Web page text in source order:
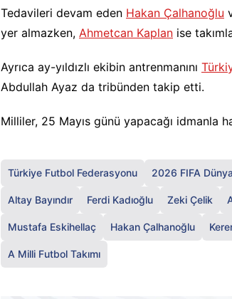
Tedavileri devam eden Hakan Çalhanoğlu
yer almazken, Ahmetcan Kaplan ise
Ayrıca ay-yıldızlı ekibin antrenmanını
Abdullah Ayaz da tribünden takip etti.
Milliler, 25 Mayıs günü yapacağı idmanla
Türkiye Futbol Federasyonu 2026 FIFA
Altay Bayındır Ferdi Kadıoğlu Zeki Çelik
Mustafa Eskihellaç Hakan Çalhanoğlu
A Milli Futbol Takımı